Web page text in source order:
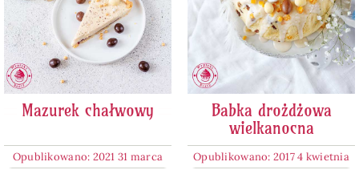
Mazurek chałwowy
Opublikowano: 2021 31 marca
Babka drożdżowa
wielkanocna
Opublikowano: 2017 4 kwietnia